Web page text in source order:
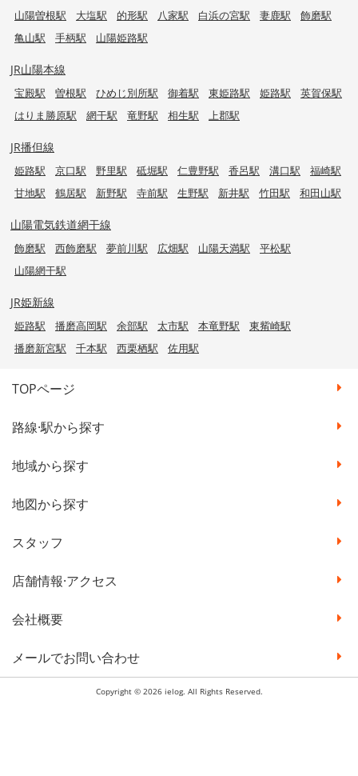
山陽曽根駅 大塩駅 的形駅 八家駅 白浜の宮駅 妻鹿駅
飾磨駅
亀山駅
手柄駅 山陽姫路駅
JR山陽本線
宝殿駅 曽根駅 ひめじ別所駅 御着駅 東姫路駅 姫路駅
英賀保駅
はりま勝原駅
網干駅 竜野駅 相生駅 上郡駅
JR播但線
姫路駅 京口駅 野里駅 砥堀駅 仁豊野駅 香呂駅 溝口駅
福崎駅
甘地駅
鶴居駅 新野駅 寺前駅 生野駅 新井駅 竹田駅 和田山駅
山陽電気鉄道網干線
飾磨駅 西飾磨駅 夢前川駅 広畑駅 山陽天満駅
平松駅
山陽網干駅
JR姫新線
姫路駅 播磨高岡駅 余部駅 太市駅 本竜野駅
東觜崎駅
播磨新宮駅
千本駅 西栗栖駅 佐用駅
TOPページ
路線·駅から探す
地域から探す
地図から探す
スタッフ
店舗情報·アクセス
会社概要
メールでお問い合わせ
Copyright © 2026 ielog. All Rights Reserved.